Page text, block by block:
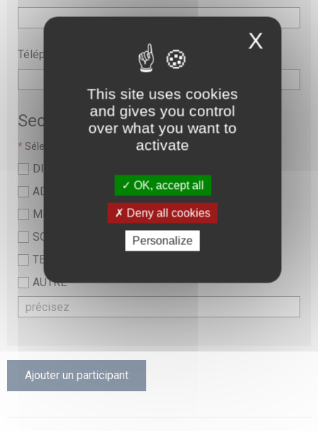
Téléphone
Secteur
* Sélectionner une valeur :
DIRECTION
ADMINISTRATIF
MEDICAL
SOINS ET PARAMEDICAL
TECHNIQUE ET LOGISTIQUE
AUTRE
Ajouter un participant
X
This site uses cookies
and gives you control
over what you want to
activate
OK, accept all
Deny all cookies
Personalize